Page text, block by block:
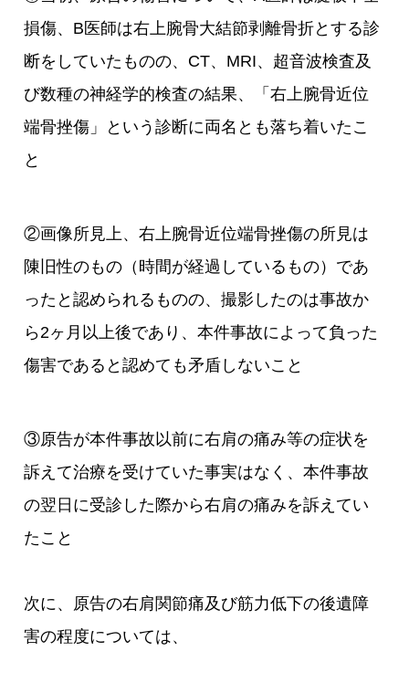
損傷、B医師は右上腕骨大結節剥離骨折とする診
断をしていたものの、CT、MRI、超音波検査及
び数種の神経学的検査の結果、「右上腕骨近位
端骨挫傷」という診断に両名とも落ち着いたこ
と
②画像所見上、右上腕骨近位端骨挫傷の所見は
陳旧性のもの（時間が経過しているもの）であ
ったと認められるものの、撮影したのは事故か
ら2ヶ月以上後であり、本件事故によって負った
傷害であると認めても矛盾しないこと
③原告が本件事故以前に右肩の痛み等の症状を
訴えて治療を受けていた事実はなく、本件事故
の翌日に受診した際から右肩の痛みを訴えてい
たこと
次に、原告の右肩関節痛及び筋力低下の後遺障
害の程度については、